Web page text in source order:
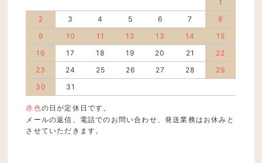
1
2
3 4 5 6 7
8
9
10 11 12 13 14
15
16
17 18 19 20 21
22
23
24 25 26 27 28
29
30
31
赤色の日が定休日です。
メールの返信、電話でのお問い合わせ、発送業務はお休みと
させていただきます。